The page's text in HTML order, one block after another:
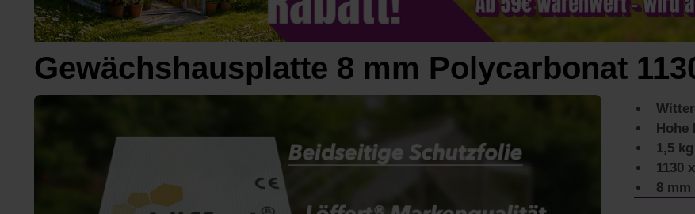
Gewächshausplatte 8 mm Polycarbonat
Bildergalerie überspringen
Hohe
1,5
1130
8 mm